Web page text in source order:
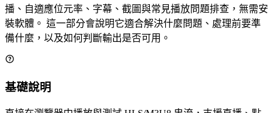
播、自適應位元率、字幕、截圖與常見播放問題排查，無需安
裝軟體。 這一部分會說明它適合解決什麼問題、處理前要準
備什麼，以及如何判斷輸出是否可用。
基礎說明